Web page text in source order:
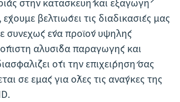
βελτιώσει τις διαδικασίες μας
συνεχώς ένα προϊόν υψηλής
αλυσίδα παραγωγής και
ότι την επιχείρησή σας
σε εμάς για όλες τις ανάγκες της